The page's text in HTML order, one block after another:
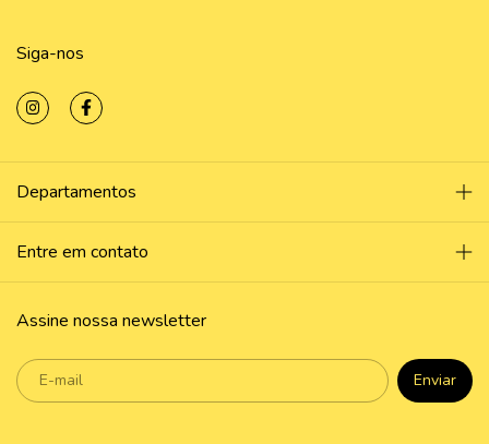
Siga-nos
Departamentos
Entre em contato
Assine nossa newsletter